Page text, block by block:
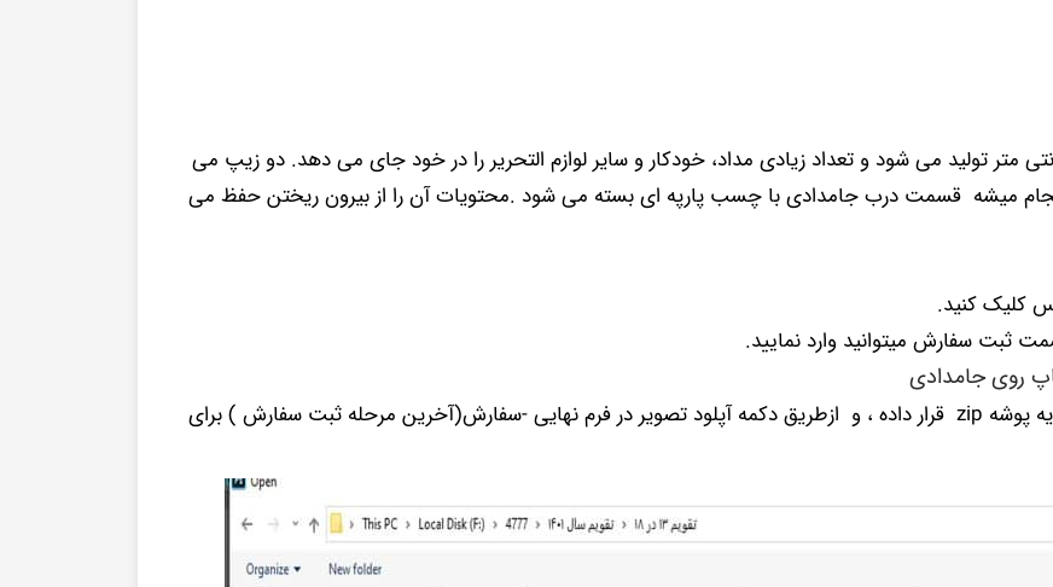
در ابعاد ۴ × ۲۰ × ۹ سانتی متر تولید می شود و تعداد زیادی مداد، خودکار و سایر لوازم التحریر را در خود جای می دهد. دو زیپ می
میشه قسمت درب جامدادی با چسب پارپه ای بسته می شود .محتویات آن را از بیرون ریختن حفظ می
کلیک کنید.
ثبت سفارش میتوانید وارد نمایید.
روی جامدادی
عکسهارابه ترتیب 1-2-3-….. نامگذاری کنید و داخل یه پوشه zip قرار داده ، و ازطریق دکمه آپلود تصویر در فرم نهایی -سفارش(آخرین مرحله ثبت سفارش ) برای